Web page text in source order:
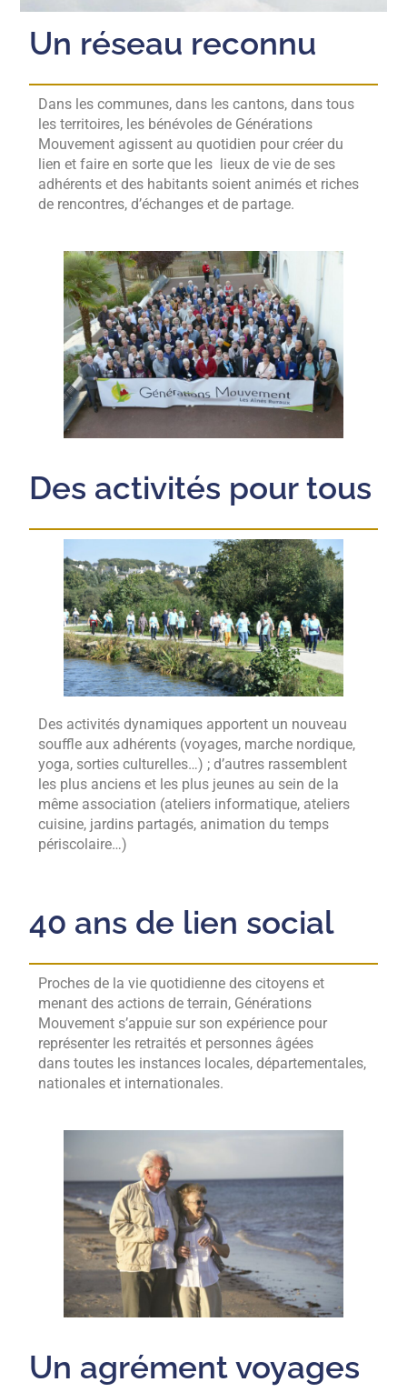
Un réseau reconnu
Dans les communes, dans les cantons, dans tous
les territoires, les bénévoles de Générations
Mouvement agissent au quotidien pour créer du
lien et faire en sorte que les lieux de vie de ses
adhérents et des habitants soient animés et riches
de rencontres, d’échanges et de partage.
Des activités pour tous
Des activités dynamiques apportent un nouveau
souffle aux adhérents (voyages, marche nordique,
yoga, sorties culturelles…) ; d’autres rassemblent
les plus anciens et les plus jeunes au sein de la
même association (ateliers informatique, ateliers
cuisine, jardins partagés, animation du temps
périscolaire…)
40 ans de lien social
Proches de la vie quotidienne des citoyens et
menant des actions de terrain, Générations
Mouvement s’appuie sur son expérience pour
représenter les retraités et personnes âgées
dans toutes les instances locales, départementales,
nationales et internationales.
Un agrément voyages